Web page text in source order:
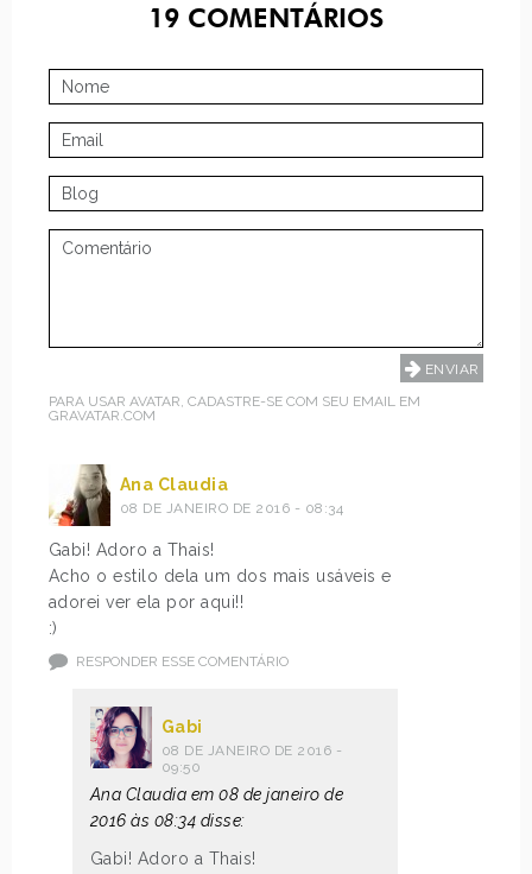
19 COMENTÁRIOS
PARA USAR AVATAR, CADASTRE-SE COM SEU EMAIL EM
GRAVATAR.COM
Ana Claudia
08 DE JANEIRO DE 2016 - 08:34
Gabi! Adoro a Thais!
Acho o estilo dela um dos mais usáveis e
adorei ver ela por aqui!!
:)
RESPONDER ESSE COMENTÁRIO
Gabi
08 DE JANEIRO DE 2016 -
09:50
Ana Claudia em 08 de janeiro de
2016 às 08:34 disse:
Gabi! Adoro a Thais!